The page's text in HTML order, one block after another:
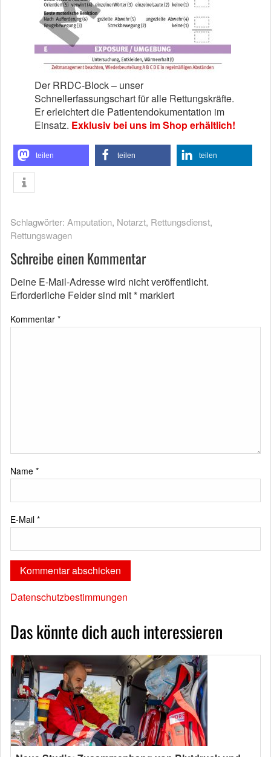
Der RRDC-Block – unser
Schnellerfassungschart für alle Rettungskräfte.
Er erleichtert die Patientendokumentation im
Einsatz. Exklusiv bei uns im Shop erhältlich!
teilen teilen teilen
Schlagwörter: Amputation, Notarzt, Rettungsdienst,
Rettungswagen
Schreibe einen Kommentar
Deine E-Mail-Adresse wird nicht veröffentlicht.
Erforderliche Felder sind mit* markiert
Kommentar *
Name *
E-Mail *
Datenschutzbestimmungen
Das könnte dich auch interessieren